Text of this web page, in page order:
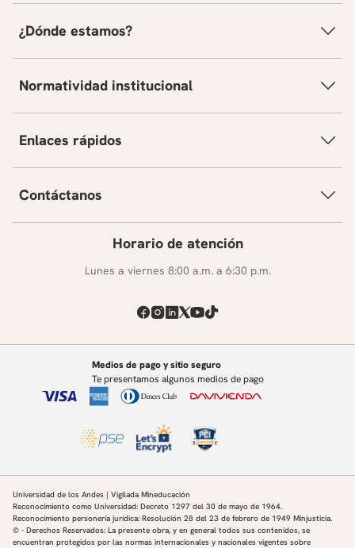
¿Dónde estamos?
Normatividad institucional
Enlaces rápidos
Contáctanos
Horario de atención
Lunes a viernes 8:00 a.m. a 6:30 p.m.
Medios de pago y sitio seguro
Te presentamos algunos medios de pago
Universidad de los Andes | Vigilada Mineducación
Reconocimiento como Universidad: Decreto 1297 del 30 de mayo de 1964.
Reconocimiento personería jurídica: Resolución 28 del 23 de febrero de 1949 Minjusticia.
© - Derechos Reservados: La presente obra, y en general todos sus contenidos, se
encuentran protegidos por las normas internacionales y nacionales vigentes sobre